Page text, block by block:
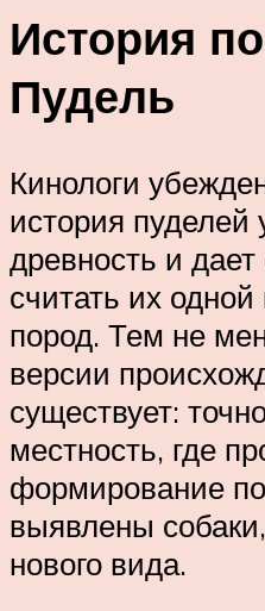
История
Пудель
Кинологи
история пуделей
древность и
считать их
пород. Тем не
версии
существует:
местность, где
формирование
выявлены
нового вида.